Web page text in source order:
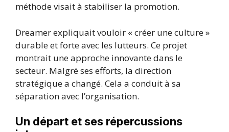
méthode visait à stabiliser la promotion.
Dreamer expliquait vouloir « créer une culture »
durable et forte avec les lutteurs. Ce projet
montrait une approche innovante dans le
secteur. Malgré ses efforts, la direction
stratégique a changé. Cela a conduit à sa
séparation avec l’organisation.
Un départ et ses répercussions